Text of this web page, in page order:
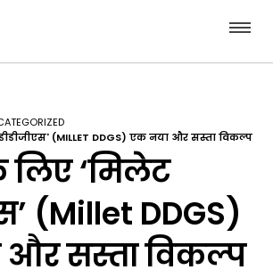
(MILLET DDGS) एक नया और सस्ता विकल्प
लिए ‘मिलेट
(Millet DDGS)
सस्ता विकल्प